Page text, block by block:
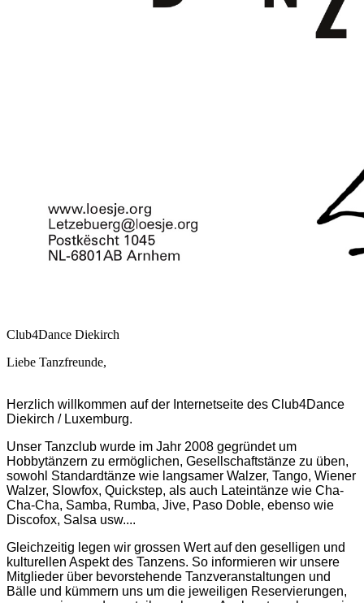
Club4Dance Diekirch
Liebe Tanzfreunde,
Herzlich willkommen auf der Internetseite des Club4Dance
Diekirch / Luxemburg.
Unser Tanzclub wurde im Jahr 2008 gegründet um
Hobbytänzern zu ermöglichen, Gesellschaftstänze zu üben,
sowohl Standardtänze wie langsamer Walzer, Tango, Wiener
Walzer, Slowfox, Quickstep, als auch Lateintänze wie Cha-
Cha-Cha, Samba, Rumba, Jive, Paso Doble, ebenso wie
Discofox, Salsa usw....
Gleichzeitig legen wir grossen Wert auf den geselligen und
kulturellen Aspekt des Tanzens. So informieren wir unsere
Mitglieder über bevorstehende Tanzveranstaltungen und
Bälle und kümmern uns um die jeweiligen Reservierungen,